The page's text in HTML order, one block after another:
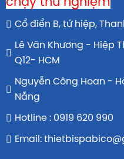
Cổ điển B, tứ hiệp,
Lê Văn Khương - Hiệp
Q12- HCM
Nguyễn Công Hoan -
Nẵng
Hotline : 0919 620 990
Email: